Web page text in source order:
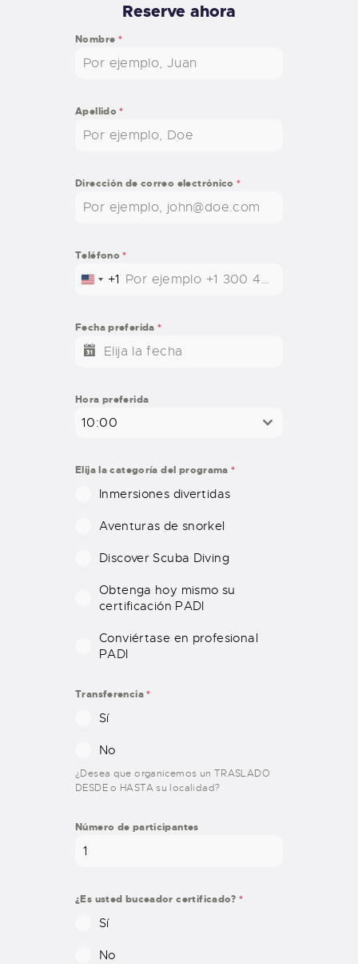
Reserve ahora
Nombre *
Apellido*
Dirección de correo electrónico*
Teléfono*
U
E
A
E
+1
Fecha preferida*
Hora preferida
10:00
Elija la categoría del programa*
Inmersiones divertidas
Aventuras de snorkel
Discover Scuba Diving
Obtenga hoy mismo su
certificación PADI
Conviértase en profesional
PADI
Transferencia*
Sí
No
¿Desea que organicemos un TRASLADO
DESDE o HASTA su localidad?
Número de participantes
¿Es usted buceador certificado?*
Sí
No